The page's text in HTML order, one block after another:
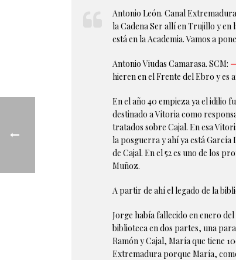
Antonio León. Canal
la Cadena Ser allí en Trujillo y
está en la Academia. Vamos a
Antonio Viudas Camarasa. SCM:
hieren en el Frente del Ebro y es
En el año 40 empieza ya el idilio
destinado a Vitoria como
tratados sobre Cajal. En esa
la posguerra y ahí ya está
de Cajal. En el 52 es uno de los
Muñoz.
A partir de ahí el legado de la
Jorge había fallecido en enero
biblioteca en dos partes, una
Ramón y Cajal, María que tiene
Extremadura porque María,